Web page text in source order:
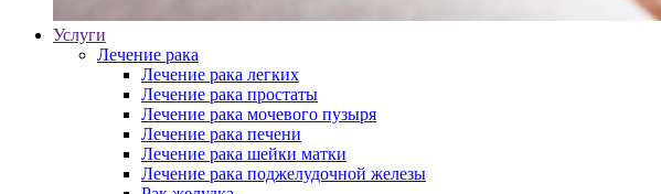
Услуги
Лечение рака
Лечение рака легких
Лечение рака простаты
Лечение рака мочевого пузыря
Лечение рака печени
Лечение рака шейки матки
Лечение рака поджелудочной железы